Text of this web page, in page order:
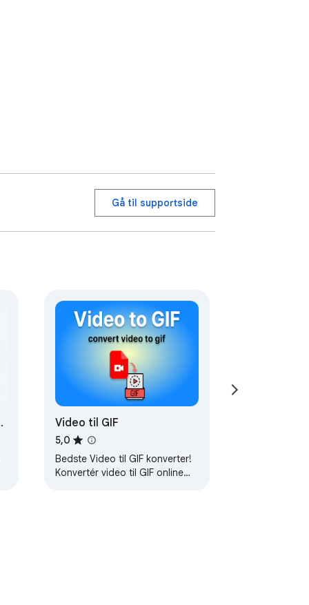
Creepster, Press Start 2P, Luckyest
Gå til supportside
Video til GIF
5,0
Bedste Video til GIF konverter!
Konvertér video til GIF online